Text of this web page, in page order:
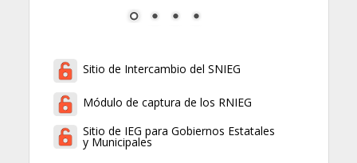
Sitio de Intercambio del SNIEG
Módulo de captura de los RNIEG
Sitio de IEG para Gobiernos Estatales
y Municipales